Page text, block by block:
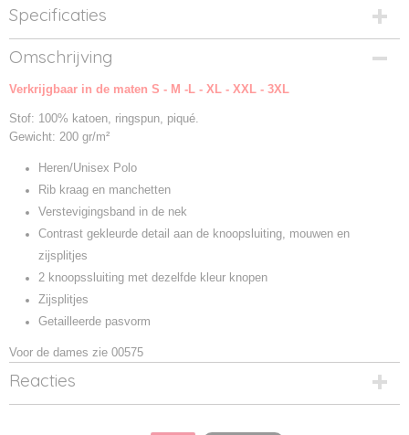
Specificaties
Productcode
00574-1
Productcode leverancier
Omschrijving
Verkrijgbaar in de maten S - M -L - XL - XXL - 3XL
Stof: 100% katoen, ringspun, piqué.
Gewicht: 200 gr/m²
Heren/Unisex Polo
Rib kraag en manchetten
Verstevigingsband in de nek
Contrast gekleurde detail aan de knoopsluiting, mouwen en
zijsplitjes
2 knoopssluiting met dezelfde kleur knopen
Zijsplitjes
Getailleerde pasvorm
Voor de dames zie 00575
Reacties